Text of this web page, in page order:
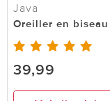
Java
Oreiller en biseau
39,99